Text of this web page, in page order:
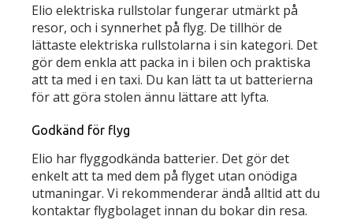
Elio elektriska rullstolar fungerar utmärkt på
resor, och i synnerhet på flyg. De tillhör de
lättaste elektriska rullstolarna i sin kategori. Det
gör dem enkla att packa in i bilen och praktiska
att ta med i en taxi. Du kan lätt ta ut batterierna
för att göra stolen ännu lättare att lyfta.
Godkänd för flyg
Elio har flyggodkända batterier. Det gör det
enkelt att ta med dem på flyget utan onödiga
utmaningar. Vi rekommenderar ändå alltid att du
kontaktar flygbolaget innan du bokar din resa.